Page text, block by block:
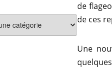
de
de ces
Une